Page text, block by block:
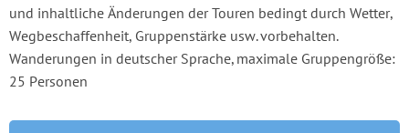
und inhaltliche Änderungen der Touren bedingt durch Wetter,
Wegbeschaffenheit, Gruppenstärke usw. vorbehalten.
Wanderungen in deutscher Sprache, maximale Gruppengröße:
25 Personen